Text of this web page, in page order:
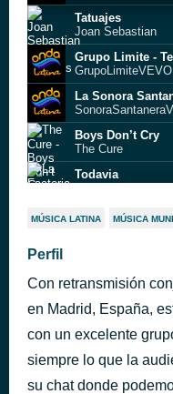
Tatuajes
Joan Sebastian
Grupo Limite -
GrupoLimiteVEVO
Boys Don’t Cry
The Cure
Todavia
Satisfaction
El que te amó
Luis Ángel "El
Ojos Así
MÚSICA LATINA MÚSICA
Perfil
Con retransmisión
en Madrid, España,
con un excelente
siempre lo que la
su chat donde